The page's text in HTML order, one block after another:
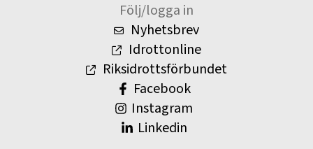
Följ/logga in
Nyhetsbrev
Idrottonline
Riksidrottsförbundet
Facebook
Instagram
Linkedin